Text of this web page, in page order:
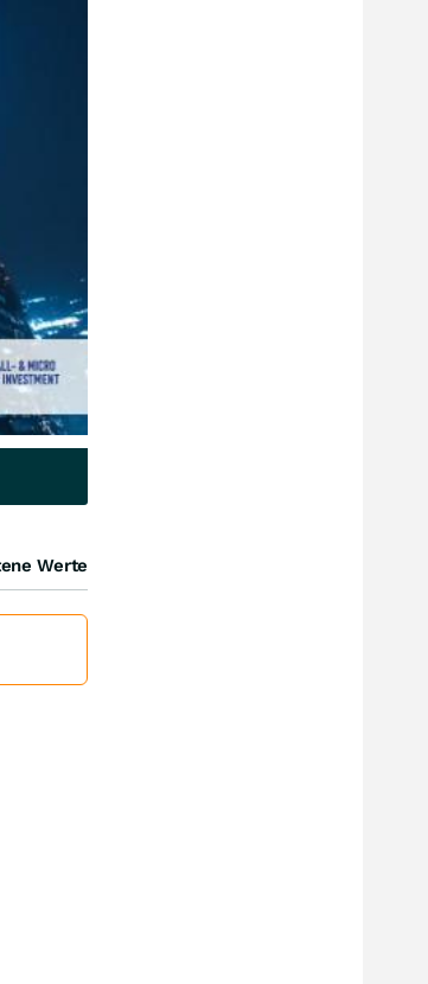
Werte